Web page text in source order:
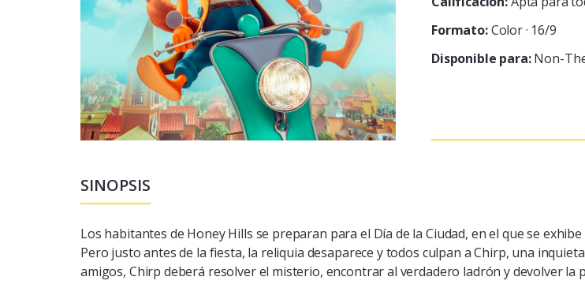
Formato:Color · 16/9
Disponible para:Non-
SINOPSIS
Los habitantes de Honey Hills se preparan para el Día de la Ciudad, en el que se
Pero justo antes de la fiesta, la reliquia desaparece y todos culpan a Chirp, una
amigos, Chirp deberá resolver el misterio, encontrar al verdadero ladrón y devolver la